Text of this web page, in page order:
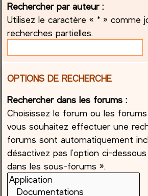
Rechercher par auteur :
Utilisez le caractère « * » comme
recherches partielles.
OPTIONS DE RECHERCHE
Rechercher dans les forums :
Choisissez le forum ou les forums
vous souhaitez effectuer une
forums sont automatiquement
désactivez pas l’option ci-
dans les sous-forums ».